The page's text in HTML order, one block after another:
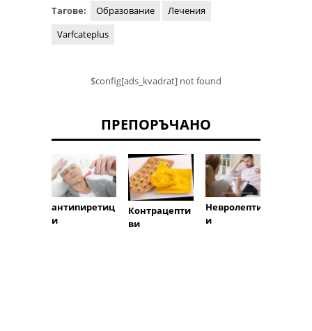
Тагове: Образование
Лечения
Varfcateplus
$config[ads_kvadrat] not found
ПРЕПОРЪЧАНО
антипиретиц
и
Контрацепти
ви
Невролептиц
и